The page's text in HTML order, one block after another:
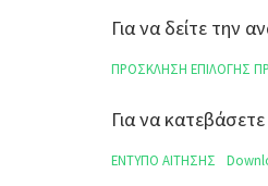
Για να δείτε την
ΠΡΟΣΚΛΗΣΗ ΕΠΙΛΟΓΗΣ
Για να
ΕΝΤΥΠΟ ΑΙΤΗΣΗΣ